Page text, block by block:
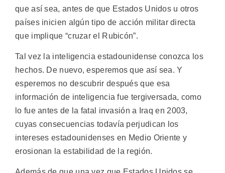
que así sea, antes de que Estados Unidos u otros
países inicien algún tipo de acción militar directa
que implique “cruzar el Rubicón”.
Tal vez la inteligencia estadounidense conozca los
hechos. De nuevo, esperemos que así sea. Y
esperemos no descubrir después que esa
información de inteligencia fue tergiversada, como
lo fue antes de la fatal invasión a Iraq en 2003,
cuyas consecuencias todavía perjudican los
intereses estadounidenses en Medio Oriente y
erosionan la estabilidad de la región.